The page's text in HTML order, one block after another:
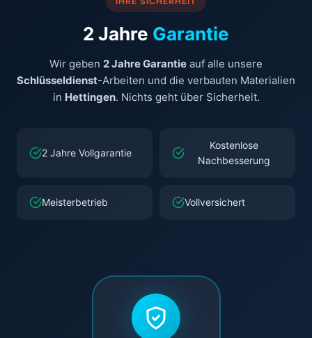
2 Jahre Garantie
Wir geben 2 Jahre Garantie auf alle unsere
Schlüsseldienst-Arbeiten und die verbauten Materialien
in Hettingen. Nichts geht über Sicherheit.
2 Jahre Vollgarantie
Kostenlose
Nachbesserung
Meisterbetrieb Vollversichert